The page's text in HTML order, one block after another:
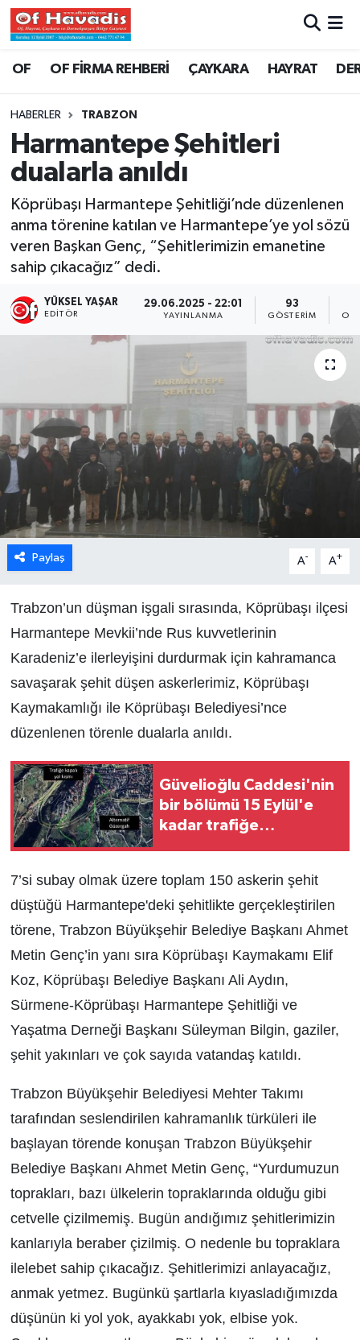
OF OF FİRMA REHBERİ ÇAYKARA HAYRAT
HABERLER TRABZON
Harmantepe Şehitleri
dualarla anıldı
Köprübaşı Harmantepe Şehitliği’nde düzenlenen
anma törenine katılan ve Harmantepe’ye yol sözü
veren Başkan Genç, “Şehitlerimizin emanetine
sahip çıkacağız” dedi.
YÜKSEL YAŞAR
EDITÖR
29.06.2025 - 22:01
YAYINLANMA
93
GÖSTERIM
Paylaş A- A+
Trabzon’un düşman işgali sırasında, Köprübaşı ilçesi
Harmantepe Mevkii’nde Rus kuvvetlerinin
Karadeniz’e ilerleyişini durdurmak için kahramanca
savaşarak şehit düşen askerlerimiz, Köprübaşı
Kaymakamlığı ile Köprübaşı Belediyesi’nce
düzenlenen törenle dualarla anıldı.
Güvelioğlu Caddesi'nin
bir bölümü 15 Eylül'e
kadar trafiğe
7’si subay olmak üzere toplam 150 askerin şehit
düştüğü Harmantepe'deki şehitlikte gerçekleştirilen
törene, Trabzon Büyükşehir Belediye Başkanı Ahmet
Metin Genç’in yanı sıra Köprübaşı Kaymakamı Elif
Koz, Köprübaşı Belediye Başkanı Ali Aydın,
Sürmene-Köprübaşı Harmantepe Şehitliği ve
Yaşatma Derneği Başkanı Süleyman Bilgin, gaziler,
şehit yakınları ve çok sayıda vatandaş katıldı.
Trabzon Büyükşehir Belediyesi Mehter Takımı
tarafından seslendirilen kahramanlık türküleri ile
başlayan törende konuşan Trabzon Büyükşehir
Belediye Başkanı Ahmet Metin Genç, “Yurdumuzun
toprakları, bazı ülkelerin topraklarında olduğu gibi
cetvelle çizilmemiş. Bugün andığımız şehitlerimizin
kanlarıyla beraber çizilmiş. O nedenle bu topraklara
ilelebet sahip çıkacağız. Şehitlerimizi anlayacağız,
anmak yetmez. Bugünkü şartlarla kıyasladığımızda
düşünün ki yol yok, ayakkabı yok, elbise yok.
Trabzon Nöbetçi Eczaneler
Trabzon Namaz Vakitleri
Trabzon Trafik Yoğunluk Haritası
Süper Lig Puan Durumu ve Fikstür
Tüm Manşetler
Son Dakika Haberleri
Haber Arşivi